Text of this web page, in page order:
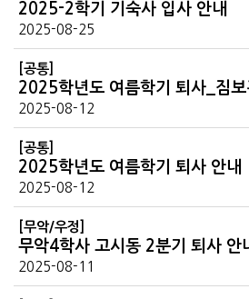
2025-2학기 기숙사 입사 안내
2025-08-25
[공통]
2025학년도 여름학기 퇴사_짐보
2025-08-12
[공통]
2025학년도 여름학기 퇴사 안내
2025-08-12
[무악/우정]
무악4학사 고시동 2분기 퇴사 안
2025-08-11